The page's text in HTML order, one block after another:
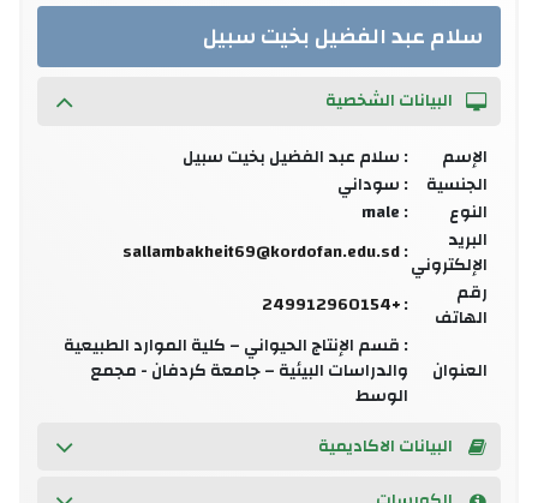
سلام عبد الفضيل بخيت سبيل
البيانات الشخصية
الإسم
: سلام عبد الفضيل بخيت سبيل
الجنسية
: سوداني
النوع
: male
البريد
الإلكتروني:
sallambakheit69@kordofan.edu.sd
رقم
الهاتف
:
+249912960154
العنوان
: قسم الإنتاج الحيواني – كلية الموارد الطبيعية
والدراسات البيئية – جامعة كردفان - مجمع
الوسط
البيانات الاكاديمية